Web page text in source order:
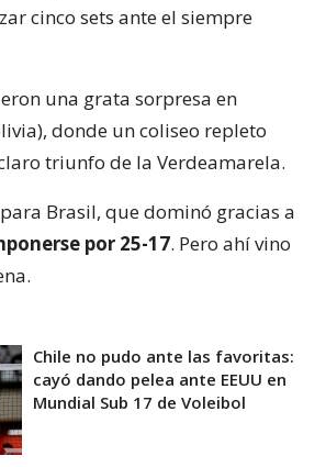
cinco sets ante el siempre
una grata sorpresa en
donde un coliseo repleto
triunfo de la Verdeamarela.
Brasil, que dominó gracias a
por 25-17. Pero ahí vino
Chile no pudo ante las favoritas:
cayó dando pelea ante EEUU en
Mundial Sub 17 de Voleibol